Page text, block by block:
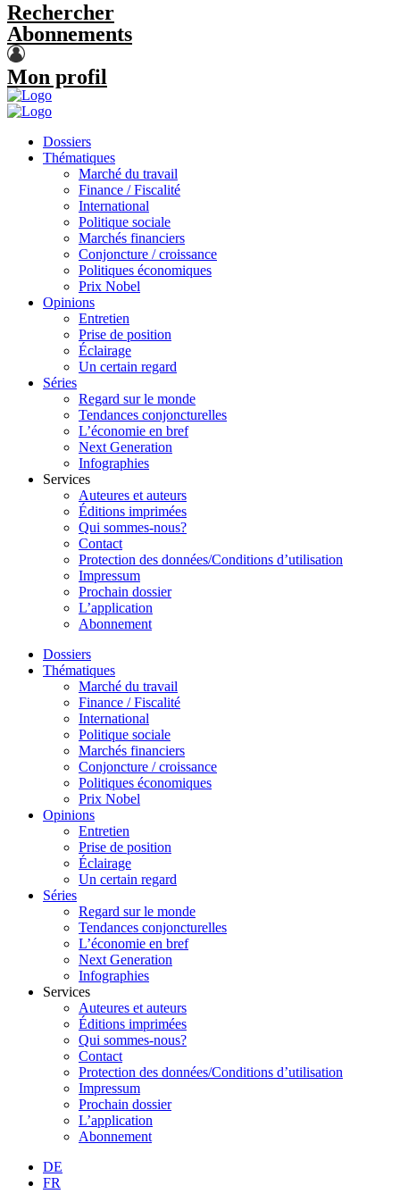
Rechercher
Abonnements
Mon profil
Dossiers
Thématiques
Marché du travail
Finance / Fiscalité
International
Politique sociale
Marchés financiers
Conjoncture / croissance
Politiques économiques
Prix Nobel
Opinions
Entretien
Prise de position
Éclairage
Un certain regard
Séries
Regard sur le monde
Tendances conjoncturelles
L’économie en bref
Next Generation
Infographies
Services
Auteures et auteurs
Éditions imprimées
Qui sommes-nous?
Contact
Protection des données/Conditions d’utilisation
Impressum
Prochain dossier
L’application
Abonnement
Dossiers
Thématiques
Marché du travail
Finance / Fiscalité
International
Politique sociale
Marchés financiers
Conjoncture / croissance
Politiques économiques
Prix Nobel
Opinions
Entretien
Prise de position
Éclairage
Un certain regard
Séries
Regard sur le monde
Tendances conjoncturelles
L’économie en bref
Next Generation
Infographies
Services
Auteures et auteurs
Éditions imprimées
Qui sommes-nous?
Contact
Protection des données/Conditions d’utilisation
Impressum
Prochain dossier
L’application
Abonnement
DE
FR